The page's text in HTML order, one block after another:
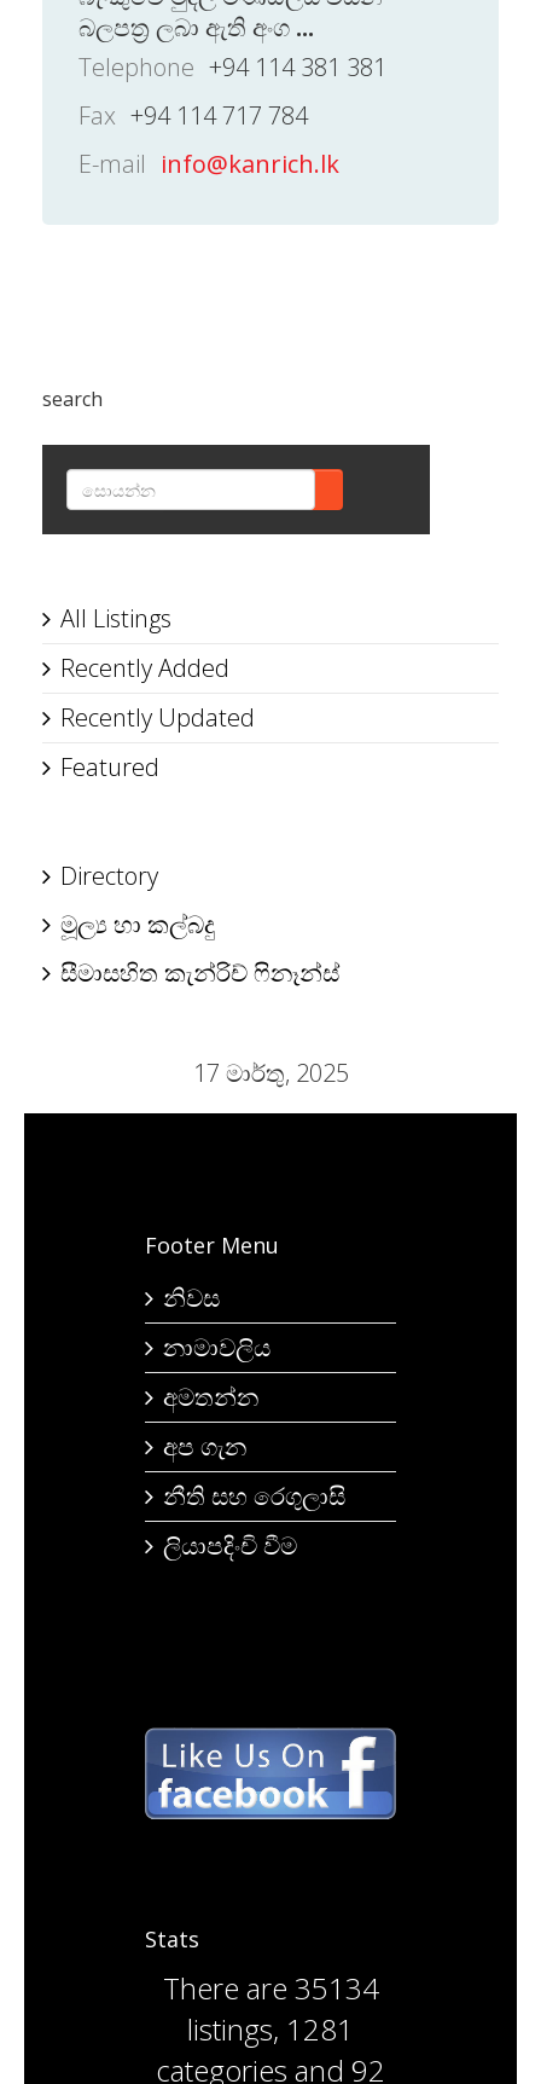
බලපත්‍ර ලබා ඇති අංග ...
Telephone +94 114 381 381
Fax +94 114 717 784
E-mail info@kanrich.lk
search
All Listings
Recently Added
Recently Updated
Featured
Directory
මූල්‍ය හා කල්බදු
සීමාසහිත කැන්රිච් ෆිනෑන්ස්
17 මාර්තු, 2025
Footer Menu
නිවස
නාමාවලිය
අමතන්න
අප ගැන
නීති සහ රෙගුලාසි
ලියාපදිංචි වීම
Stats
There are 35134
listings, 1281
categories and 92